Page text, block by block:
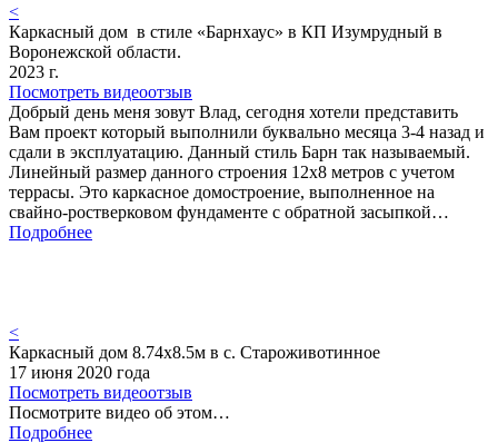
<
Каркасный дом в стиле «Барнхаус» в КП Изумрудный в
Воронежской области.
2023 г.
Посмотреть видеоотзыв
Добрый день меня зовут Влад, сегодня хотели представить
Вам проект который выполнили буквально месяца 3-4 назад и
сдали в эксплуатацию. Данный стиль Барн так называемый.
Линейный размер данного строения 12х8 метров с учетом
террасы. Это каркасное домостроение, выполненное на
свайно-ростверковом фундаменте с обратной засыпкой…
Подробнее
<
Каркасный дом 8.74х8.5м в с. Староживотинное
17 июня 2020 года
Посмотреть видеоотзыв
Посмотрите видео об этом…
Подробнее